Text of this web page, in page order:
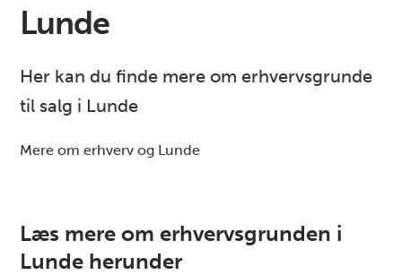
Lunde
Her kan du finde mere om erhvervsgrunde
til salg i Lunde
Mere om erhverv og Lunde
Læs mere om erhvervsgrunden i
Lunde herunder